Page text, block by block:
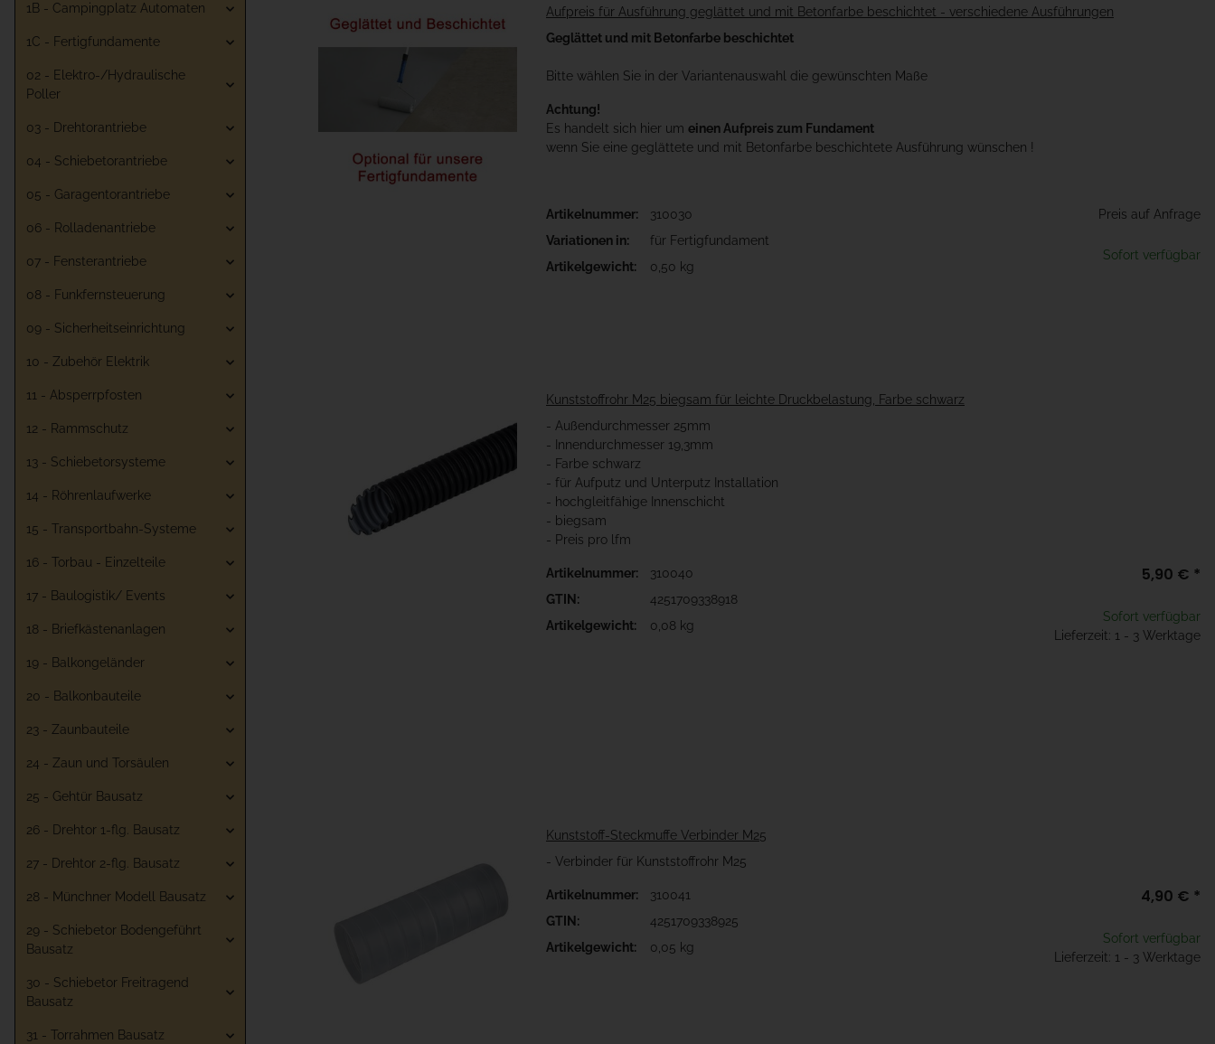
Aufpreis für Ausführung geglättet und mit Betonfarbe beschichtet - verschiedene Ausführungen
Geglättet und mit Betonfarbe beschichtet
Bitte wählen Sie in der Variantenauswahl die gewünschten Maße
Achtung!
Es handelt sich hier um einen Aufpreis zum Fundament
wenn Sie eine geglättete und mit Betonfarbe beschichtete Ausführung wünschen !
Artikelnummer:
310030
Variationen in:
für Fertigfundament
Artikelgewicht:
0,50 kg
Preis auf Anfrage
Sofort verfügbar
Kunststoffrohr M25 biegsam für leichte Druckbelastung, Farbe schwarz
- Außendurchmesser 25mm
- Innendurchmesser 19,3mm
- Farbe schwarz
- für Aufputz und Unterputz Installation
- hochgleitfähige Innenschicht
- biegsam
- Preis pro lfm
Artikelnummer:
310040
GTIN:
4251709338918
Artikelgewicht:
0,08 kg
5,90 € *
Sofort verfügbar
Lieferzeit: 1 - 3 Werktage
Kunststoff-Steckmuffe Verbinder M25
- Verbinder für Kunststoffrohr M25
Artikelnummer:
310041
GTIN:
4251709338925
Artikelgewicht:
0,05 kg
4,90 € *
Sofort verfügbar
Lieferzeit: 1 - 3 Werktage
1B - Campingplatz Automaten
1C - Fertigfundamente
02 - Elektro-/Hydraulische
Poller
03 - Drehtorantriebe
04 - Schiebetorantriebe
05 - Garagentorantriebe
06 - Rolladenantriebe
07 - Fensterantriebe
08 - Funkfernsteuerung
09 - Sicherheitseinrichtung
10 - Zubehör Elektrik
11 - Absperrpfosten
12 - Rammschutz
13 - Schiebetorsysteme
14 - Röhrenlaufwerke
15 - Transportbahn-Systeme
16 - Torbau - Einzelteile
17 - Baulogistik/ Events
18 - Briefkästenanlagen
19 - Balkongeländer
20 - Balkonbauteile
23 - Zaunbauteile
24 - Zaun und Torsäulen
25 - Gehtür Bausatz
26 - Drehtor 1-flg. Bausatz
27 - Drehtor 2-flg. Bausatz
28 - Münchner Modell Bausatz
29 - Schiebetor Bodengeführt
Bausatz
30 - Schiebetor Freitragend
Bausatz
31 - Torrahmen Bausatz